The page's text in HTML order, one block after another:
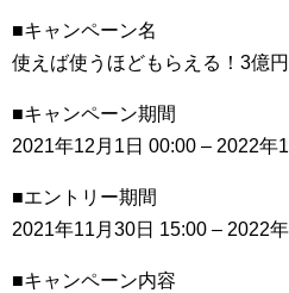
■キャンペーン名
使えば使うほどもらえる！3億
■キャンペーン期間
2021年12月1日 00:00 – 2022年
■エントリー期間
2021年11月30日 15:00 – 2022
■キャンペーン内容